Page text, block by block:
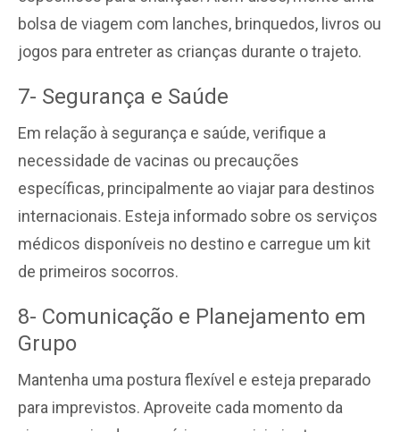
bolsa de viagem com lanches, brinquedos, livros ou
jogos para entreter as crianças durante o trajeto.
7- Segurança e Saúde
Em relação à segurança e saúde, verifique a
necessidade de vacinas ou precauções
específicas, principalmente ao viajar para destinos
internacionais. Esteja informado sobre os serviços
médicos disponíveis no destino e carregue um kit
de primeiros socorros.
8- Comunicação e Planejamento em
Grupo
Mantenha uma postura flexível e esteja preparado
para imprevistos. Aproveite cada momento da